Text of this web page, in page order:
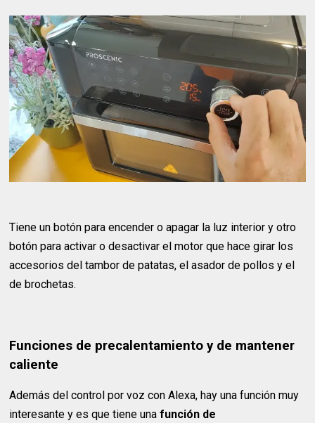
Tiene un botón para encender o apagar la luz interior y otro
botón para activar o desactivar el motor que hace girar los
accesorios del tambor de patatas, el asador de pollos y el
de brochetas.
Funciones de precalentamiento y de mantener
caliente
Además del control por voz con Alexa, hay una función muy
interesante y es que tiene unafunción de